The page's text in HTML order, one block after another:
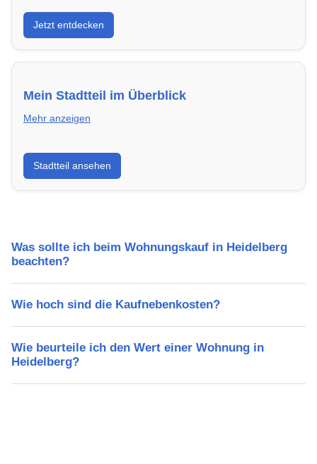
Entdecke Neubauprojekte in Heidelberg – modern,
energieeffizient und sofort bezugsfertig.
Jetzt entdecken
Mein Stadtteil im Überblick
Mehr anzeigen
Erfahre mehr über deinen Stadtteil in Heidelberg:
Lebensqualität, Verkehrsanbindung, Schulen,
Freizeitmöglichkeiten und Mietpreise.
Stadtteil ansehen
Was sollte ich beim Wohnungskauf in Heidelberg
beachten?
Wie hoch sind die Kaufnebenkosten?
Wie beurteile ich den Wert einer Wohnung in
Heidelberg?